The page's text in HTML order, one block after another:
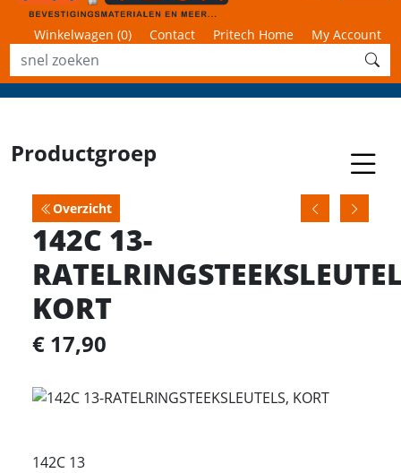
Winkelwagen (0) Contact Pritech Home My Account
Productgroep
Overzicht
142C 13-
KORT
€ 17,90
142C 13